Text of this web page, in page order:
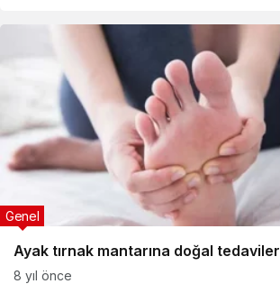
Ayak tırnak mantarına doğal tedaviler
Genel
8 yıl önce